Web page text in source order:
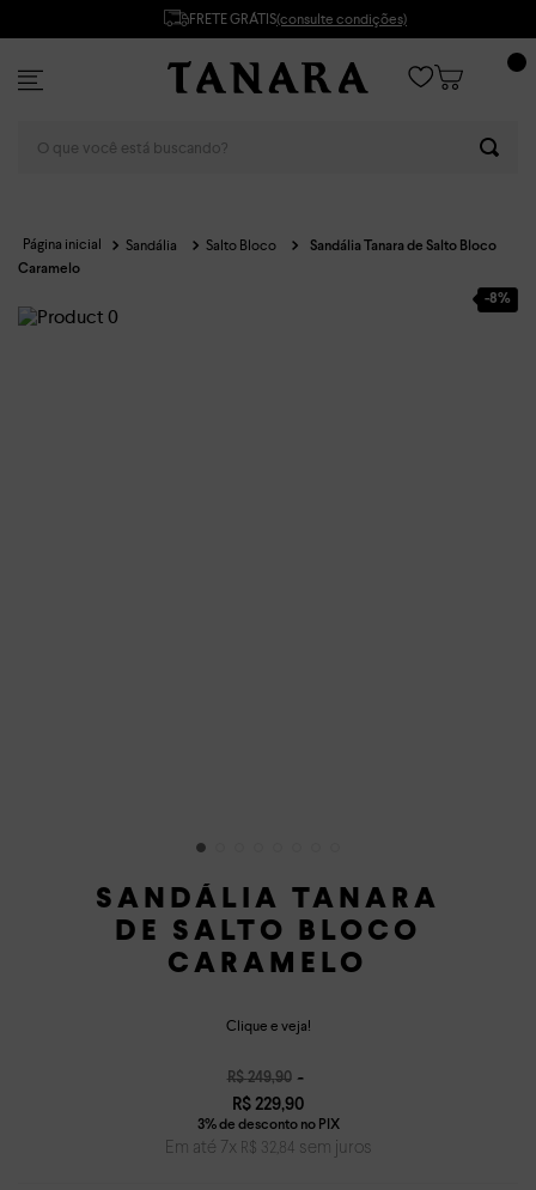
FRETE GRÁTIS(consulte condições)
Sandália Salto Bloco
Sandália Tanara de Salto Bloco
Caramelo
-8%
SANDÁLIA TANARA
DE SALTO BLOCO
CARAMELO
Clique e veja!
R$ 249,90
R$ 229,90
Em até 7x R$ 32,84 sem juros